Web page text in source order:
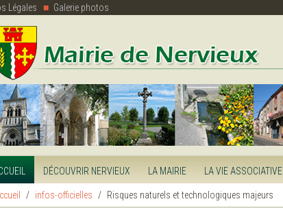
Légales Galerie photos
DÉCOUVRIR NERVIEUX LA MAIRIE LA VIE ASSOCIATIVE
infos-officielles Risques naturels et technologiques majeurs